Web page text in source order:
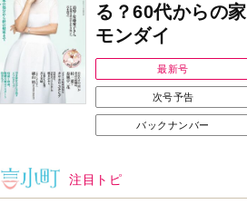
る？60代からの家
モンダイ
最新号
次号予告
バックナンバー
注目トピ